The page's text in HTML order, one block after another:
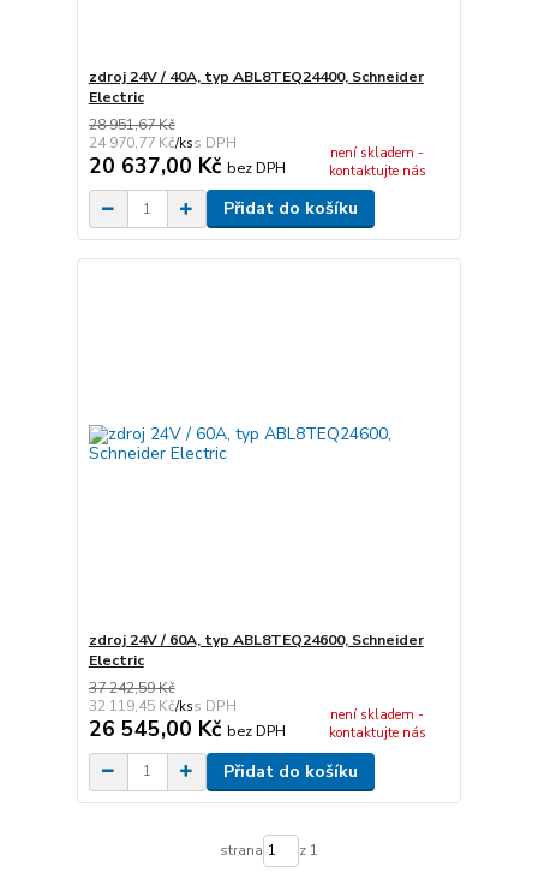
zdroj 24V / 40A, typ ABL8TEQ24400, Schneider
Electric
28 951,67 Kč
24 970,77 Kč/ks
20 637,00 Kč bez DPH
není skladem -
kontaktujte nás
Přidat do košíku
zdroj 24V / 60A, typ ABL8TEQ24600, Schneider
Electric
37 242,59 Kč
32 119,45 Kč/ks
26 545,00 Kč bez DPH
není skladem -
kontaktujte nás
Přidat do košíku
strana z 1